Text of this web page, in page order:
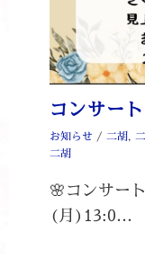
コンサー
お知らせ / 二胡,
二胡
🌸コンサー
(月)13:0…